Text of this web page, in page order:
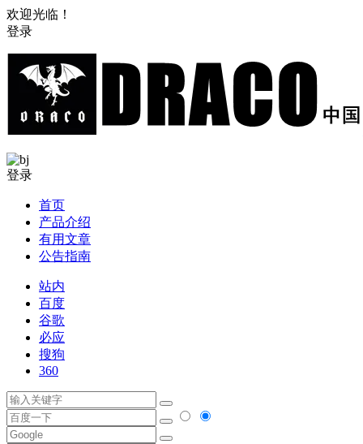
欢迎光临！
登录
登录
首页
产品介绍
有用文章
公告指南
站内
百度
谷歌
必应
搜狗
360